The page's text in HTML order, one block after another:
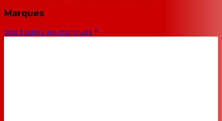
Marques
Voir toutes les marques